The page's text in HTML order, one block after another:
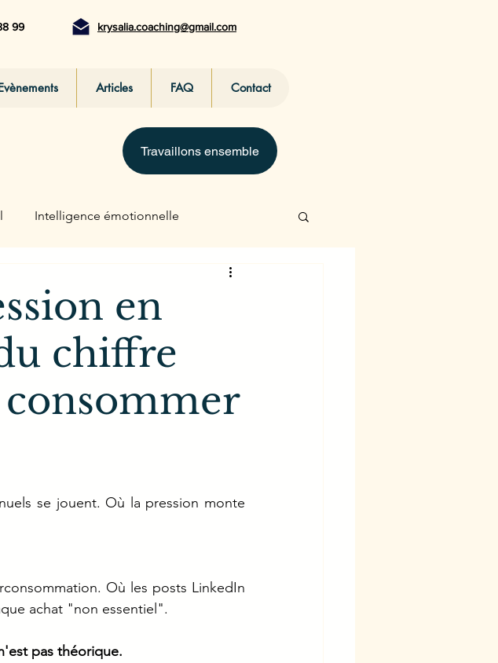
99 krysalia.coaching@gmail.com
Articles FAQ Contact
Travaillons ensemble
Intelligence émotionnelle
en
chiffre
se jouent. Où la pression monte
Où les posts LinkedIn
achat "non essentiel".
pas théorique.